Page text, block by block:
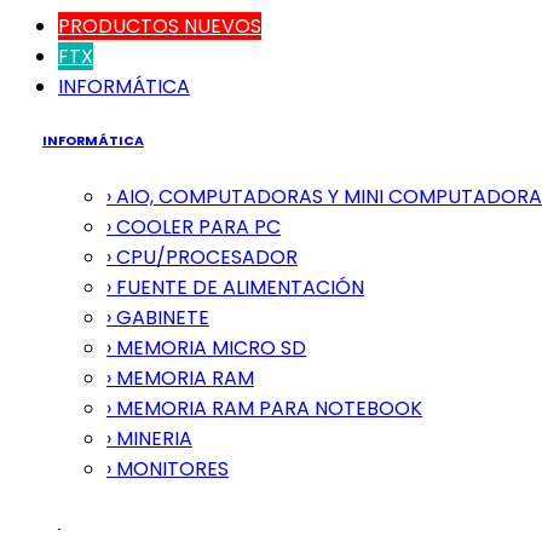
PRODUCTOS NUEVOS
FTX
INFORMÁTICA
INFORMÁTICA
› AIO, COMPUTADORAS Y MINI
› COOLER PARA PC
› CPU/PROCESADOR
› FUENTE DE ALIMENTACIÓN
› GABINETE
› MEMORIA MICRO SD
› MEMORIA RAM
› MEMORIA RAM PARA NOTEBOOK
› MINERIA
› MONITORES